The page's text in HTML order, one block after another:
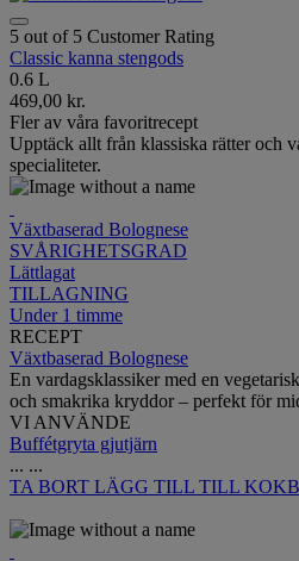
5 out of 5 Customer Rating
Classic kanna stengods
0.6 L
469,00 kr.
Fler av våra favoritrecept
Upptäck allt från klassiska rätter och
specialiteter.
Växtbaserad Bolognese
SVÅRIGHETSGRAD
Lättlagat
TILLAGNING
Under 1 timme
RECEPT
Växtbaserad Bolognese
En vardagsklassiker med en
och smakrika kryddor – perfekt för
VI ANVÄNDE
Buffétgryta gjutjärn
... ...
TA BORT LÄGG TILL TILL